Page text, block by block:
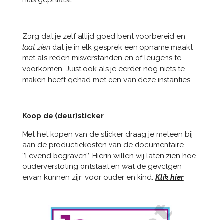
Zorg dat je zelf altijd goed bent voorbereid en
laat ziendat je in elk gesprek een opname maakt
met als reden misverstanden en of leugens te
voorkomen. Juist ook als je eerder nog niets te
maken heeft gehad met een van deze instanties.
Koop de (deur)sticker
Met het kopen van de sticker draag je meteen bij
aan de productiekosten van de documentaire
‘’Levend begraven’’. Hierin willen wij laten zien hoe
ouderverstoting ontstaat en wat de gevolgen
ervan kunnen zijn voor ouder en kind. Klik hier